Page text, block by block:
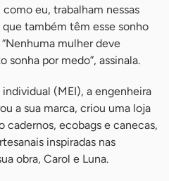
eu, trabalham nessas
também têm esse sonho
mulher deve
sonha por medo”, assinala.
(MEI), a engenheira
a sua marca, criou uma loja
ecobags e canecas,
inspiradas nas
obra, Carol e Luna.